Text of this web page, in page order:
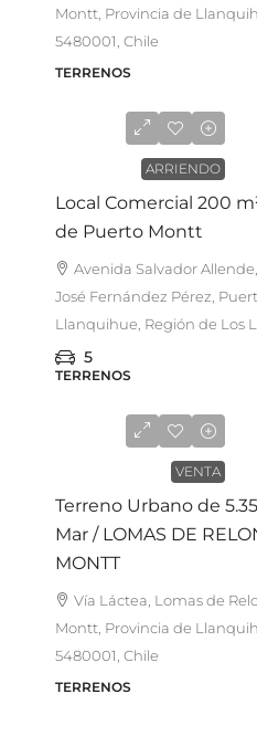
Montt, Provincia de
5480001, Chile
TERRENOS
ARRIENDO
Local Comercial 200
de Puerto Montt
Avenida Salvador
José Fernández Pérez,
Llanquihue, Región de Los
5
TERRENOS
VENTA
Terreno Urbano de
Mar / LOMAS DE
MONTT
Vía Láctea, Lomas de
Montt, Provincia de
5480001, Chile
TERRENOS